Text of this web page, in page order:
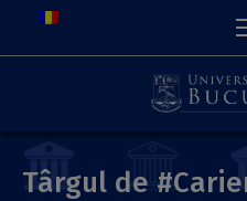
Târgul de